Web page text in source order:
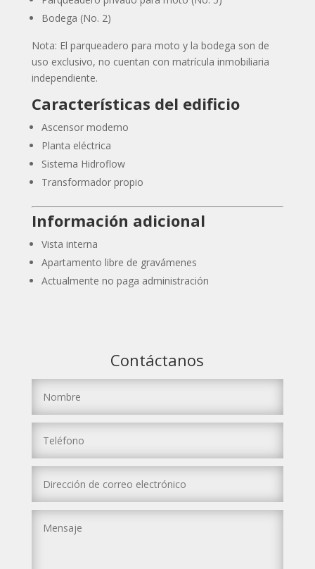
Bodega (No. 2)
Nota: El parqueadero para moto y la bodega son de
uso exclusivo, no cuentan con matrícula inmobiliaria
independiente.
Características del edificio
Ascensor moderno
Planta eléctrica
Sistema Hidroflow
Transformador propio
Información adicional
Vista interna
Apartamento libre de gravámenes
Actualmente no paga administración
Contáctanos